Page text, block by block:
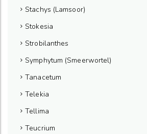
Stachys (Lamsoor)
Stokesia
Strobilanthes
Symphytum (Smeerwortel)
Tanacetum
Telekia
Tellima
Teucrium